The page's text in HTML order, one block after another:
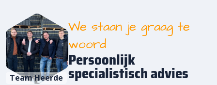
Team Heerde
We staan je graag te
woord
Persoonlijk
specialistisch advies